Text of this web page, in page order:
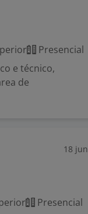
Presencial
e técnico,
de
18 jun
Presencial